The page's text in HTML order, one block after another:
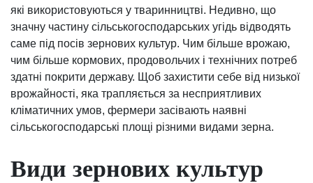
які використовуються у тваринництві. Недивно, що
значну частину сільськогосподарських угідь відводять
саме під посів зернових культур. Чим більше врожаю,
чим більше кормових, продовольчих і технічних потреб
здатні покрити державу. Щоб захистити себе від низької
врожайності, яка трапляється за несприятливих
кліматичних умов, фермери засівають наявні
сільськогосподарські площі різними видами зерна.
Види зернових культур